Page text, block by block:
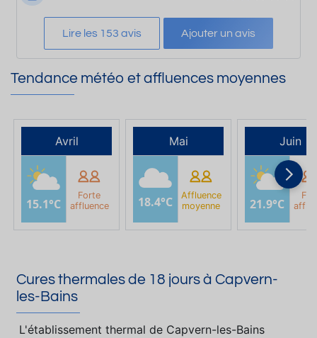
Lire les 153 avis Ajouter un avis
Tendance météo et affluences moyennes
Avril
15.1°C
Forte
affluence
Mai
18.4°C
Affluence
moyenne
Juin
21.9°C
Cures thermales de 18 jours à Capvern-
les-Bains
L'établissement thermal de Capvern-les-Bains